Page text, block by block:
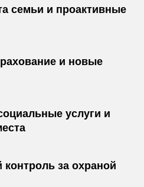
семьи и проактивные
и новые
услуги и
за охраной